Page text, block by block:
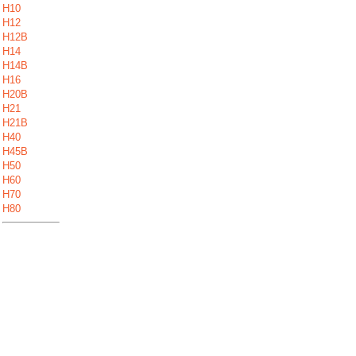
H10
H12
H12B
H14
H14B
H16
H20B
H21
H21B
H40
H45B
H50
H60
H70
H80